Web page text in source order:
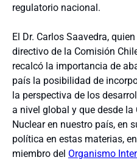
regulatorio nacional.
El Dr. Carlos Saavedra,
directivo de la Comisión
recalcó la importancia de
país la posibilidad de
la perspectiva de los
a nivel global y que desde la
Nuclear en nuestro país, en
política en estas materias,
miembro del Organismo